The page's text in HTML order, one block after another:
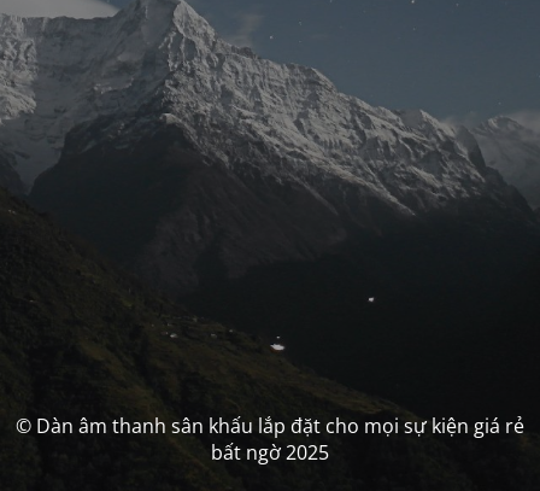
© Dàn âm thanh sân khấu lắp đặt cho mọi sự kiện giá rẻ
bất ngờ 2025